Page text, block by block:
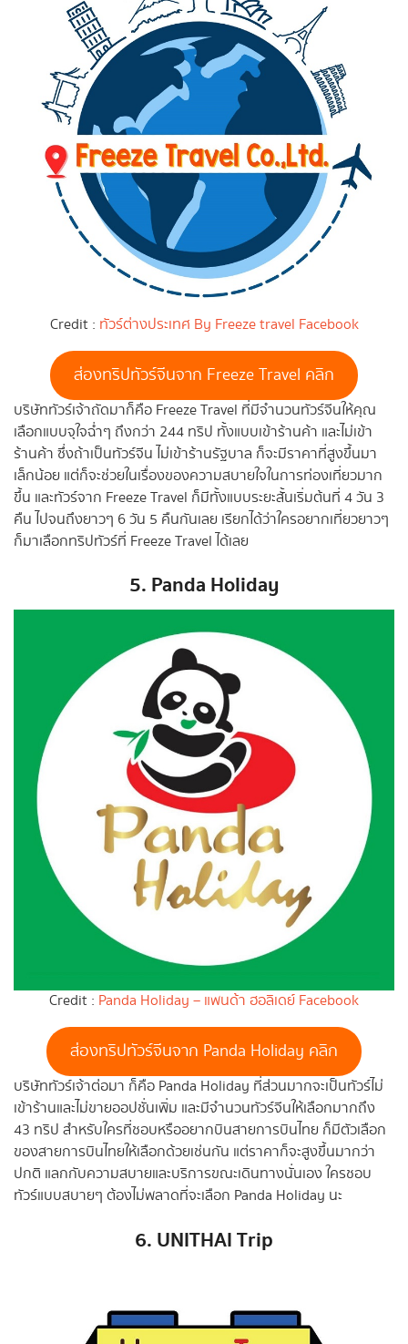
Credit : ทัวร์ต่างประเทศ By Freeze travel Facebook
ส่องทริปทัวร์จีนจาก Freeze Travel คลิก
บริษัททัวร์เจ้าถัดมาก็คือ Freeze Travel ที่มีจำนวนทัวร์จีนให้คุณ
เลือกแบบจุใจฉ่ำๆ ถึงกว่า 244 ทริป ทั้งแบบเข้าร้านค้า และไม่เข้า
ร้านค้า ซึ่งถ้าเป็นทัวร์จีน ไม่เข้าร้านรัฐบาล ก็จะมีราคาที่สูงขึ้นมา
เล็กน้อย แต่ก็จะช่วยในเรื่องของความสบายใจในการท่องเที่ยวมาก
ขึ้น และทัวร์จาก Freeze Travel ก็มีทั้งแบบระยะสั้นเริ่มต้นที่ 4 วัน 3
คืน ไปจนถึงยาวๆ 6 วัน 5 คืนกันเลย เรียกได้ว่าใครอยากเที่ยวยาวๆ
ก็มาเลือกทริปทัวร์ที่ Freeze Travel ได้เลย
5. Panda Holiday
Credit : Panda Holiday – แพนด้า ฮอลิเดย์ Facebook
ส่องทริปทัวร์จีนจาก Panda Holiday คลิก
บริษัททัวร์เจ้าต่อมา ก็คือ Panda Holiday ที่ส่วนมากจะเป็นทัวร์ไม่
เข้าร้านและไม่ขายออปชั่นเพิ่ม และมีจำนวนทัวร์จีนให้เลือกมากถึง
43 ทริป สำหรับใครที่ชอบหรืออยากบินสายการบินไทย ก็มีตัวเลือก
ของสายการบินไทยให้เลือกด้วยเช่นกัน แต่ราคาก็จะสูงขึ้นมากว่า
ปกติ แลกกับความสบายและบริการขณะเดินทางนั่นเอง ใครชอบ
ทัวร์แบบสบายๆ ต้องไม่พลาดที่จะเลือก Panda Holiday นะ
6. UNITHAI Trip